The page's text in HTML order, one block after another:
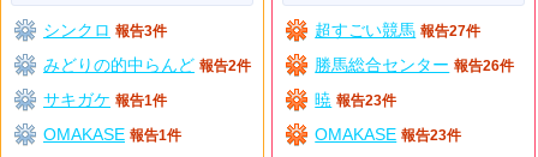
シンクロ 報告3件
みどりの的中らんど 報告2件
サキガケ 報告1件
OMAKASE 報告1件
超すごい競馬 報告27件
勝馬総合センター 報告26件
暁 報告23件
OMAKASE 報告23件